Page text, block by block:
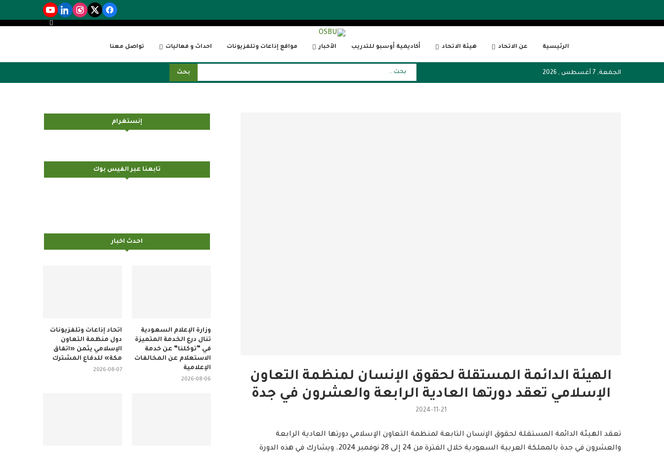
الرئيسية عن الاتحاد هيئة الاتحاد أكاديمية أوسبو للتدريب الأخبار مواقع إذاعات وتلفزيونات احداث و فعاليات تواصل معنا
الجمعة, 7 أغسطس , 2026 بحث
الهيئة الدائمة المستقلة لحقوق الإنسان لمنظمة التعاون
الإسلامي تعقد دورتها العادية الرابعة والعشرون في جدة
2024-11-21
تعقد الهيئة الدائمة المستقلة لحقوق الإنسان التابعة لمنظمة التعاون الإسلامي دورتها العادية الرابعة
والعشرون في جدة بالمملكة العربية السعودية خلال الفترة من 24 إلى 28 نوفمبر 2024. ويشارك في هذه الدورة
إنستغرام
تابعنا عبر الفيس بوك
احدث اخبار
اتحاد إذاعات وتلفزيونات
دول منظمة التعاون
الإسلامي يثمن «اتفاق
مكة» للدفاع المشترك
2026-08-07
وزارة الإعلام السعودية
تنال درع الخدمة المتميزة
في “توكلنا” عن خدمة
الاستعلام عن المخالفات
الإعلامية
2026-08-06